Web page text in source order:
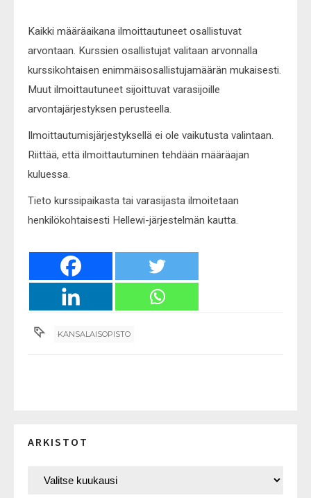
Kaikki määräaikana ilmoittautuneet osallistuvat
arvontaan. Kurssien osallistujat valitaan arvonnalla
kurssikohtaisen enimmäisosallistujamäärän mukaisesti.
Muut ilmoittautuneet sijoittuvat varasijoille
arvontajärjestyksen perusteella.
Ilmoittautumisjärjestyksellä ei ole vaikutusta valintaan.
Riittää, että ilmoittautuminen tehdään määräajan
kuluessa.
Tieto kurssipaikasta tai varasijasta ilmoitetaan
henkilökohtaisesti Hellewi-järjestelmän kautta.
KANSALAISOPISTO
ARKISTOT